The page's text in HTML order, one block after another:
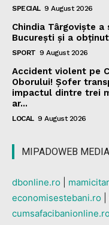
SPECIAL 9 August 2026
Chindia Târgoviște
București și a
SPORT 9 August 2026
Accident violent pe
Oborului! Șofer
impactul dintre trei
ar...
LOCAL 9 August 2026
MIPADOWEB
dbonline.ro
economisestebani.ro
cumsafacibanionline.ro